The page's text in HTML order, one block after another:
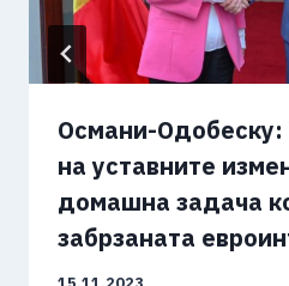
Османи-Одобеску:
на уставните
домашна задача
забрзаната